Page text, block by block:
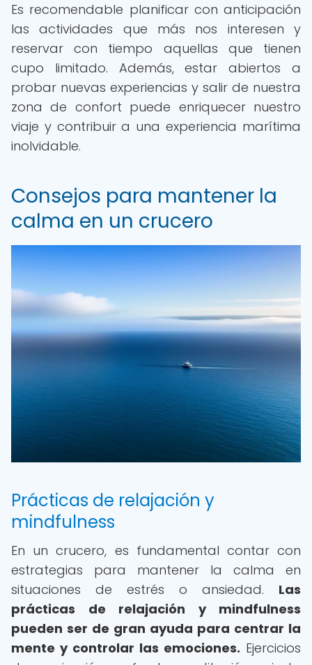
Es recomendable planificar con anticipación
las actividades que más nos interesen y
reservar con tiempo aquellas que tienen
cupo limitado. Además, estar abiertos a
probar nuevas experiencias y salir de nuestra
zona de confort puede enriquecer nuestro
viaje y contribuir a una experiencia marítima
inolvidable.
Consejos para mantener la
calma en un crucero
Prácticas de relajación y
mindfulness
En un crucero, es fundamental contar con
estrategias para mantener la calma en
situaciones de estrés o ansiedad. Las
prácticas de relajación y mindfulness
pueden ser de gran ayuda para centrar la
mente y controlar las emociones. Ejercicios